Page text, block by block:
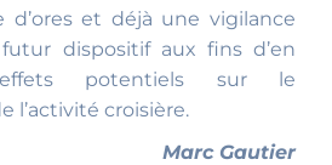
d’ores et déjà une vigilance
dispositif aux fins d’en
potentiels sur le
l’activité croisière.
Marc Gautier